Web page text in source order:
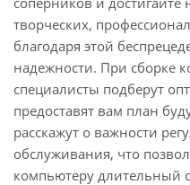
творческих,
благодаря этой
надежности. При сборке
специалисты подберут
предоставят вам план
расскажут о важности
обслуживания, что
компьютеру длительный